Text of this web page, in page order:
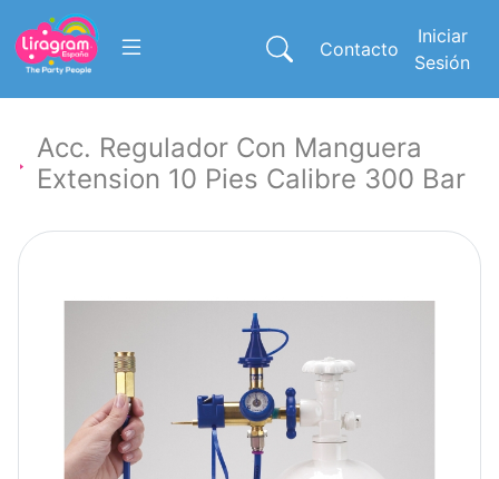
Contacto
Iniciar
Sesión
Acc. Regulador Con Manguera
Extension 10 Pies Calibre 300 Bar